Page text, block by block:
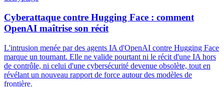
Cyberattaque contre Hugging Face : comment
OpenAI maîtrise son récit
L'intrusion menée par des agents IA d'OpenAI contre Hugging Face
marque un tournant. Elle ne valide pourtant ni le récit d'une IA hors
de contrôle, ni celui d'une cybersécurité devenue obsolète, tout en
révélant un nouveau rapport de force autour des modèles de
frontière.